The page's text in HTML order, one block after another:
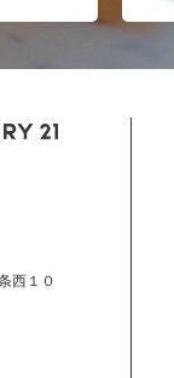
西１０